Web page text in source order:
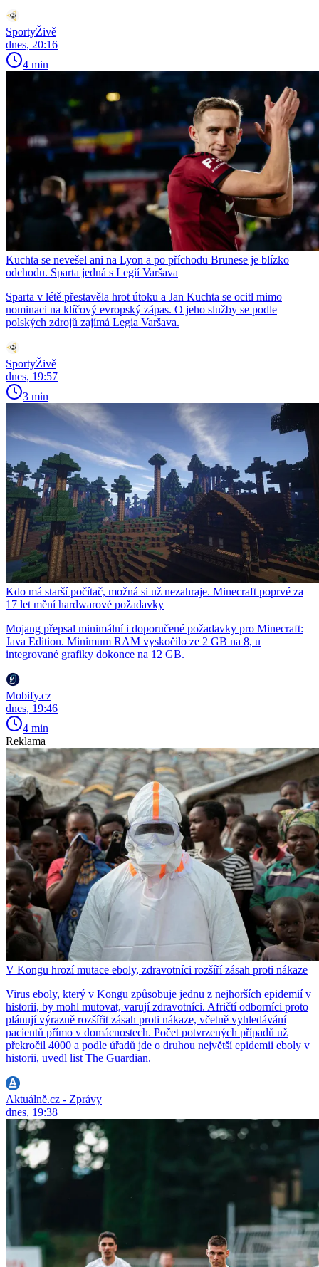
SportyŽivě
dnes, 20:16
4 min
Kuchta se nevešel ani na Lyon a po příchodu Brunese je blízko
odchodu. Sparta jedná s Legií Varšava
Sparta v létě přestavěla hrot útoku a Jan Kuchta se ocitl mimo
nominaci na klíčový evropský zápas. O jeho služby se podle
polských zdrojů zajímá Legia Varšava.
SportyŽivě
dnes, 19:57
3 min
Kdo má starší počítač, možná si už nezahraje. Minecraft poprvé za
17 let mění hardwarové požadavky
Mojang přepsal minimální i doporučené požadavky pro Minecraft:
Java Edition. Minimum RAM vyskočilo ze 2 GB na 8, u
integrované grafiky dokonce na 12 GB.
Mobify.cz
dnes, 19:46
4 min
Reklama
V Kongu hrozí mutace eboly, zdravotníci rozšíří zásah proti nákaze
Virus eboly, který v Kongu způsobuje jednu z nejhorších epidemií v
historii, by mohl mutovat, varují zdravotníci. Afričtí odborníci proto
plánují výrazně rozšířit zásah proti nákaze, včetně vyhledávání
pacientů přímo v domácnostech. Počet potvrzených případů už
překročil 4000 a podle úřadů jde o druhou největší epidemii eboly v
historii, uvedl list The Guardian.
Aktuálně.cz - Zprávy
dnes, 19:38